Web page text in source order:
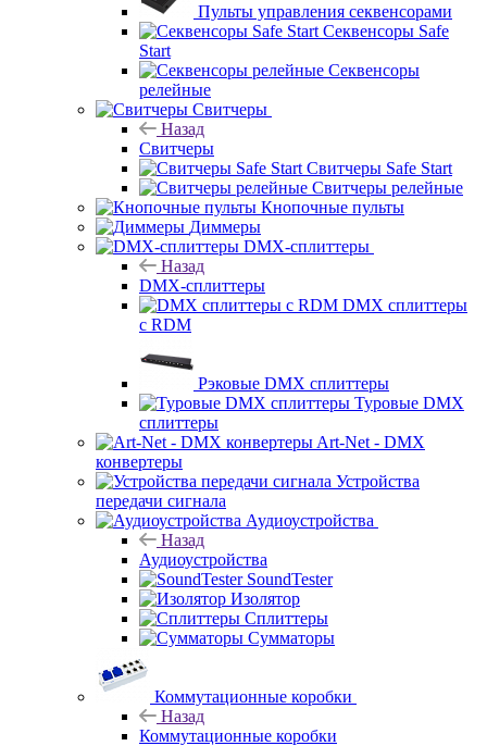
Пульты управления секвенсорами
Секвенсоры Safe
Start
Секвенсоры
релейные
Свитчеры
Назад
Свитчеры
Свитчеры Safe Start
Свитчеры релейные
Кнопочные пульты
Диммеры
DMX-сплиттеры
Назад
DMX-сплиттеры
DMX сплиттеры
с RDM
Рэковые DMX сплиттеры
Туровые DMX
сплиттеры
Art-Net - DMX
конвертеры
Устройства
передачи сигнала
Аудиоустройства
Назад
Аудиоустройства
SoundTester
Изолятор
Сплиттеры
Сумматоры
Коммутационные коробки
Назад
Коммутационные коробки